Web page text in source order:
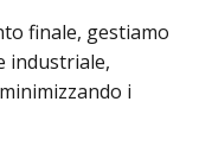
finale, gestiamo
industriale,
i